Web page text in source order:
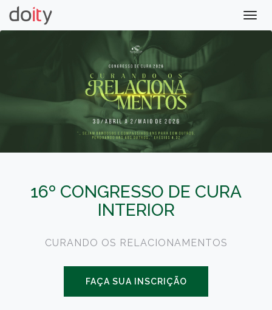
16º CONGRESSO DE CURA
INTERIOR
CURANDO OS RELACIONAMENTOS
FAÇA SUA INSCRIÇÃO